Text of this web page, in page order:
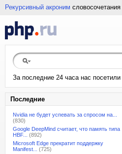
Рекурсивный акроним словосочетания
За последние 24 часа нас посетили
Последние
Nvidia не будет успевать за спросом на...
(830)
Google DeepMind считает, что память типа
HBF...
(892)
Microsoft Edge прекратит поддержку
Manifest...
(725)